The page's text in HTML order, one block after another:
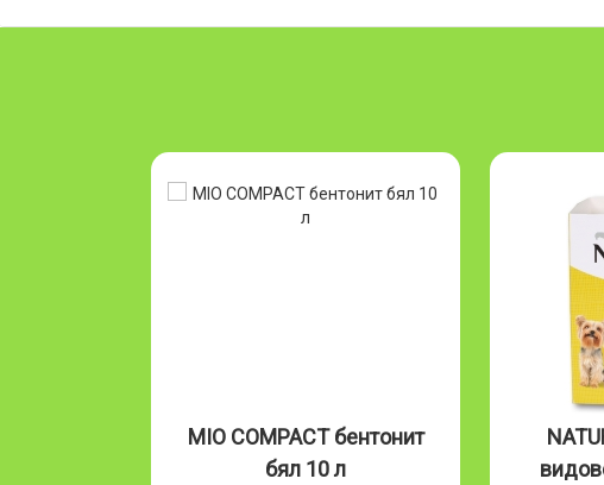
MIO COMPACT бентонит
бял 10 л